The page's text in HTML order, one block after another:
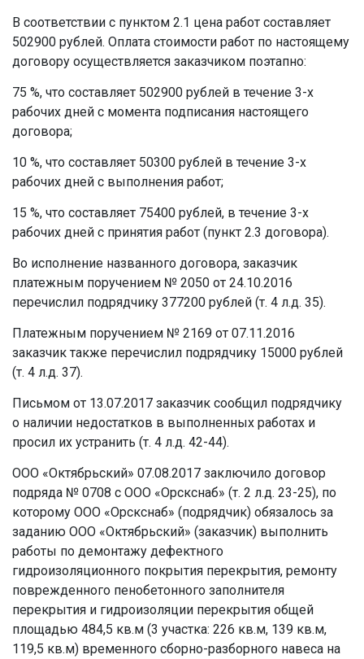
В соответствии с пунктом 2.1 цена работ составляет
502900 рублей. Оплата стоимости работ по настоящему
договору осуществляется заказчиком поэтапно:
75 %, что составляет 502900 рублей в течение 3-х
рабочих дней с момента подписания настоящего
договора;
10 %, что составляет 50300 рублей в течение 3-х
рабочих дней с выполнения работ;
15 %, что составляет 75400 рублей, в течение 3-х
рабочих дней с принятия работ (пункт 2.3 договора).
Во исполнение названного договора, заказчик
платежным поручением № 2050 от 24.10.2016
перечислил подрядчику 377200 рублей (т. 4 л.д. 35).
Платежным поручением № 2169 от 07.11.2016
заказчик также перечислил подрядчику 15000 рублей
(т. 4 л.д. 37).
Письмом от 13.07.2017 заказчик сообщил подрядчику
о наличии недостатков в выполненных работах и
просил их устранить (т. 4 л.д. 42-44).
ООО «Октябрьский» 07.08.2017 заключило договор
подряда № 0708 с ООО «Орскснаб» (т. 2 л.д. 23-25), по
которому ООО «Орскснаб» (подрядчик) обязалось за
заданию ООО «Октябрьский» (заказчик) выполнить
работы по демонтажу дефектного
гидроизоляционного покрытия перекрытия, ремонту
поврежденного пенобетонного заполнителя
перекрытия и гидроизоляции перекрытия общей
площадью 484,5 кв.м (3 участка: 226 кв.м, 139 кв.м,
119,5 кв.м) временного сборно-разборного навеса на